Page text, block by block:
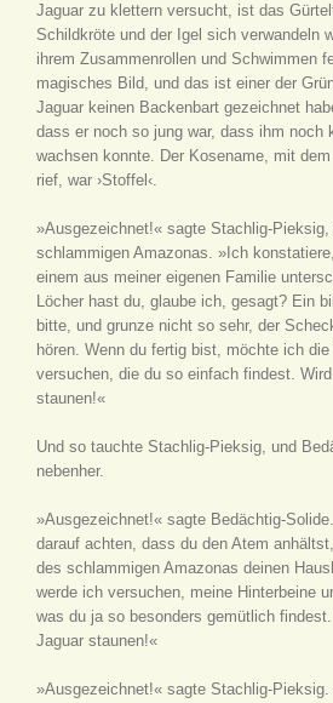
Jaguar zu klettern versucht, ist das
Schildkröte und der Igel sich verwandeln
ihrem Zusammenrollen und Schwimmen
magisches Bild, und das ist einer der
Jaguar keinen Backenbart gezeichnet
dass er noch so jung war, dass ihm noch
wachsen konnte. Der Kosename, mit
rief, war ›Stoffel‹.
»Ausgezeichnet!« sagte Stachlig-
schlammigen Amazonas. »Ich
einem aus meiner eigenen Familie
Löcher hast du, glaube ich, gesagt? Ein
bitte, und grunze nicht so sehr, der
hören. Wenn du fertig bist, möchte ich
versuchen, die du so einfach findest.
staunen!«
Und so tauchte Stachlig-Pieksig, und
nebenher.
»Ausgezeichnet!« sagte Bedächtig-
darauf achten, dass du den Atem
des schlammigen Amazonas deinen
werde ich versuchen, meine Hinterbeine
was du ja so besonders gemütlich
Jaguar staunen!«
»Ausgezeichnet!« sagte Stachlig-